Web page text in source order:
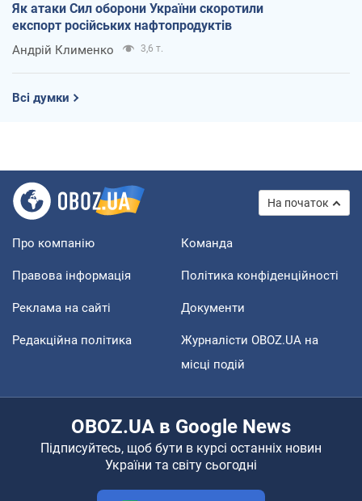
Як атаки Сил оборони України скоротили
експорт російських нафтопродуктів
Андрій Клименко 3,6 т.
Всі думки
На початок
Про компанію Команда
Правова інформація Політика конфіденційності
Реклама на сайті Документи
Редакційна політика
Журналісти OBOZ.UA на
місці подій
OBOZ.UA в Google News
Підписуйтесь, щоб бути в курсі останніх новин
України та світу сьогодні